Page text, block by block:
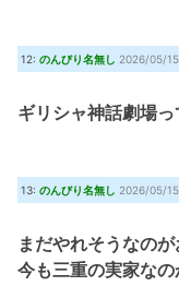
12: のんびり名無し 2026/05/
ギリシャ神話劇場
13: のんびり名無し 2026/05/
まだやれそうなの
今も三重の実家なの